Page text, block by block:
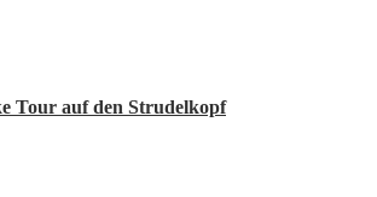
Tour auf den Strudelkopf